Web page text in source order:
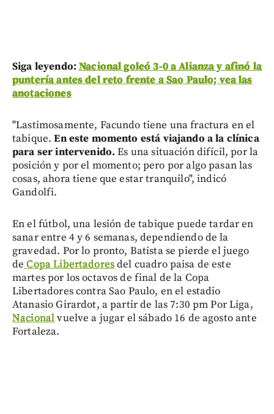
Siga leyendo:Nacional goleó 3-0 a Alianza y afinó la
puntería antes del reto frente a Sao Paulo; vea las
anotaciones
"Lastimosamente, Facundo tiene una fractura en el
tabique.En este momento está viajando a la clínica
para ser intervenido. Es una situación difícil, por la
posición y por el momento; pero por algo pasan las
cosas, ahora tiene que estar tranquilo", indicó
Gandolfi.
En el fútbol, una lesión de tabique puede tardar en
sanar entre 4 y 6 semanas, dependiendo de la
gravedad. Por lo pronto, Batista se pierde el juego
de Copa Libertadoresdel cuadro paisa de este
martes por los octavos de final de la Copa
Libertadores contra Sao Paulo, en el estadio
Atanasio Girardot, a partir de las 7:30 pm Por Liga,
Nacionalvuelve a jugar el sábado 16 de agosto ante
Fortaleza.